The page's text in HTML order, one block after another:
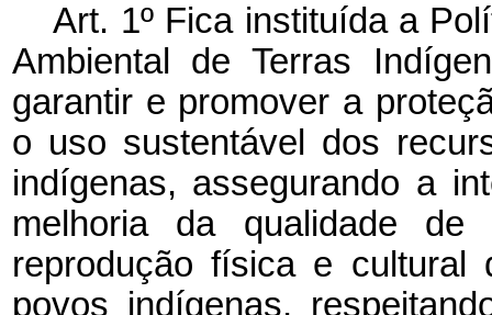
Art. 1º Fica instituída a
Ambiental de Terras
garantir e promover a
o uso sustentável dos
indígenas, assegurando a
melhoria da qualidade
reprodução física e
povos indígenas,